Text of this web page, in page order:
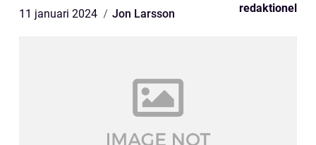
11 januari 2024 Jon Larsson redaktionel